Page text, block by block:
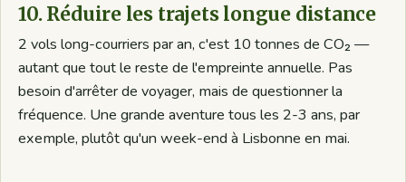
10. Réduire les trajets longue distance
2 vols long-courriers par an, c'est 10 tonnes de CO₂ —
autant que tout le reste de l'empreinte annuelle. Pas
besoin d'arrêter de voyager, mais de questionner la
fréquence. Une grande aventure tous les 2-3 ans, par
exemple, plutôt qu'un week-end à Lisbonne en mai.